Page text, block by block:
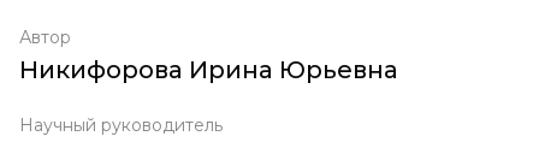
Автор
Никифорова Ирина Юрьевна
Научный руководитель